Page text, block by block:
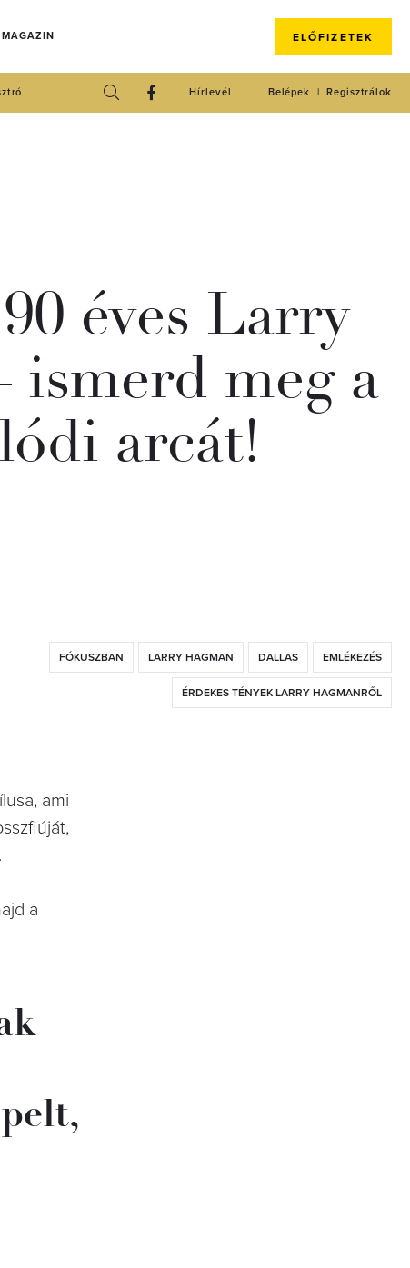
ELŐFIZETEK
Regisztrálok
Belépek
Hírlevél
éves Larry
ismerd meg a
arcát!
FÓKUSZBAN LARRY HAGMAN DALLAS EMLÉKEZÉS
ÉRDEKES TÉNYEK LARRY HAGMANRŐL
ami
a